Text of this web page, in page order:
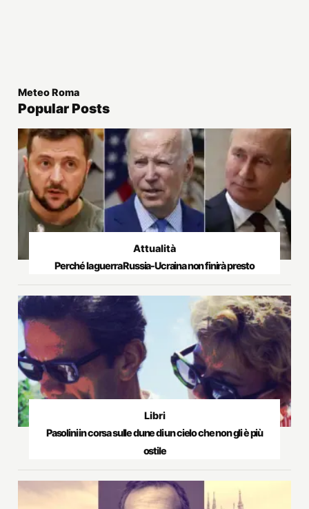
Meteo Roma
Popular Posts
Attualità
Perché la guerra Russia-Ucraina non finirà presto
Libri
Pasolini in corsa sulle dune di un cielo che non gli è più
ostile